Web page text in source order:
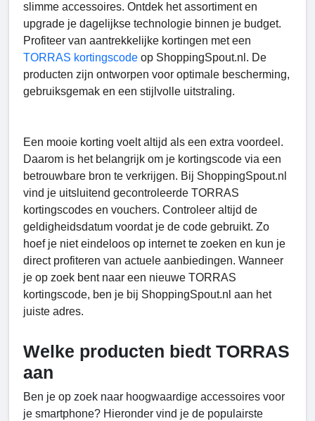
slimme accessoires. Ontdek het assortiment en
upgrade je dagelijkse technologie binnen je budget.
Profiteer van aantrekkelijke kortingen met een
TORRAS kortingscode op ShoppingSpout.nl. De
producten zijn ontworpen voor optimale bescherming,
gebruiksgemak en een stijlvolle uitstraling.
Een mooie korting voelt altijd als een extra voordeel.
Daarom is het belangrijk om je kortingscode via een
betrouwbare bron te verkrijgen. Bij ShoppingSpout.nl
vind je uitsluitend gecontroleerde TORRAS
kortingscodes en vouchers. Controleer altijd de
geldigheidsdatum voordat je de code gebruikt. Zo
hoef je niet eindeloos op internet te zoeken en kun je
direct profiteren van actuele aanbiedingen. Wanneer
je op zoek bent naar een nieuwe TORRAS
kortingscode, ben je bij ShoppingSpout.nl aan het
juiste adres.
Welke producten biedt TORRAS
aan
Ben je op zoek naar hoogwaardige accessoires voor
je smartphone? Hieronder vind je de populairste